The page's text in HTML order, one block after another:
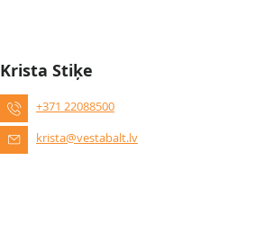
Krista Stiķe
+371 22088500
krista@vestabalt.lv